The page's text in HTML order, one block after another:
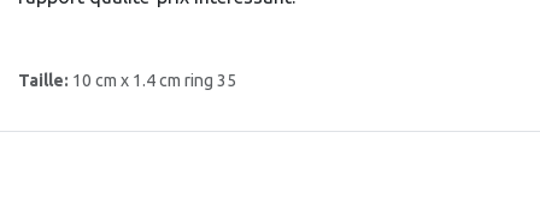
Taille: 10 cm x 1.4 cm ring 35